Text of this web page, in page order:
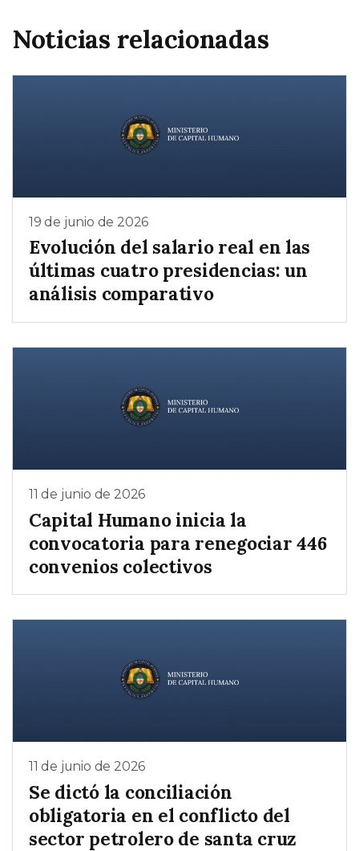
Noticias relacionadas
19 de junio de 2026
Evolución del salario real en las
últimas cuatro presidencias: un
análisis comparativo
11 de junio de 2026
Capital Humano inicia la
convocatoria para renegociar 446
convenios colectivos
11 de junio de 2026
Se dictó la conciliación
obligatoria en el conflicto del
sector petrolero de santa cruz